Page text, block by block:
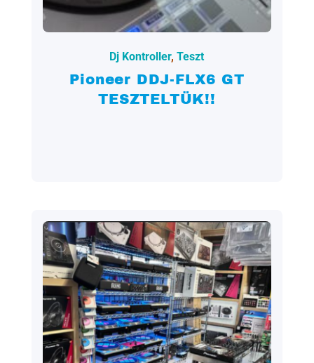
2023.05.05.
Dj Kontroller,Teszt
Pioneer DDJ-FLX6 GT
TESZTELTÜK!!